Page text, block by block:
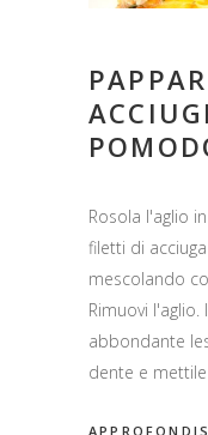
Rosola l'aglio
filetti di
mescolando
Rimuovi
abbondante
dente e